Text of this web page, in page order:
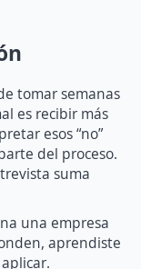
tomar semanas
es recibir más
esos “no”
del proceso.
suma
una empresa
aprendiste